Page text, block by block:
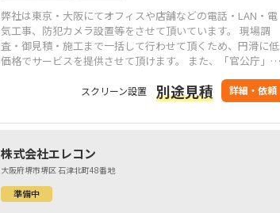
弊社は東京・大阪にてオフィスや店舗などの電話・LAN・電
気工事、防犯カメラ設置等をさせて頂いています。 現場調
査・御見積・施工まで一括して行わせて頂くため、円滑に低
価格でサービスを提供させて頂けます。 また、「官公庁」
す。 自社で職人を抱えているので施工は弊社の職人が対応い
付けください！
スクリーン設置 別途見積 詳細・依頼
株式会社エレコン
大阪府堺市堺区 石津北町48番地
準備中